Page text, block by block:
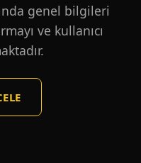
genel bilgileri
ve kullanıcı